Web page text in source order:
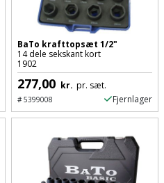
BaTo krafttopsæt 1/2"
14 dele sekskant kort
1902
277,00 kr. pr. sæt.
#5399008 Fjernlager